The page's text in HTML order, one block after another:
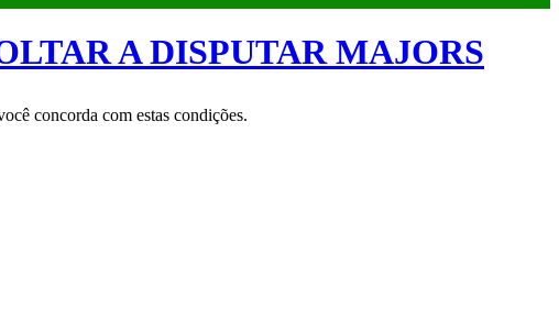
A DISPUTAR MAJORS
concorda com estas condições.